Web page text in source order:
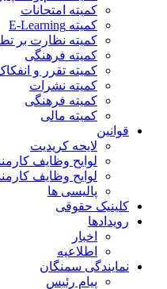
کمیته امتحانات
کمیته E-Learning
کمیته نظارت بر
کمیته فرهنگی
کمیته تقرر و
کمیته نشرات
کمیته فرهنگی
کمیته مالی
قوانین
لایحه کریدیت
لوایح وظایف
لوایح وظایف
پالیسی ها
کلینیک حقوقی
رویدادها
اخبار
اطلاعیه
نمایندگی سمنگان
پیام رئیس